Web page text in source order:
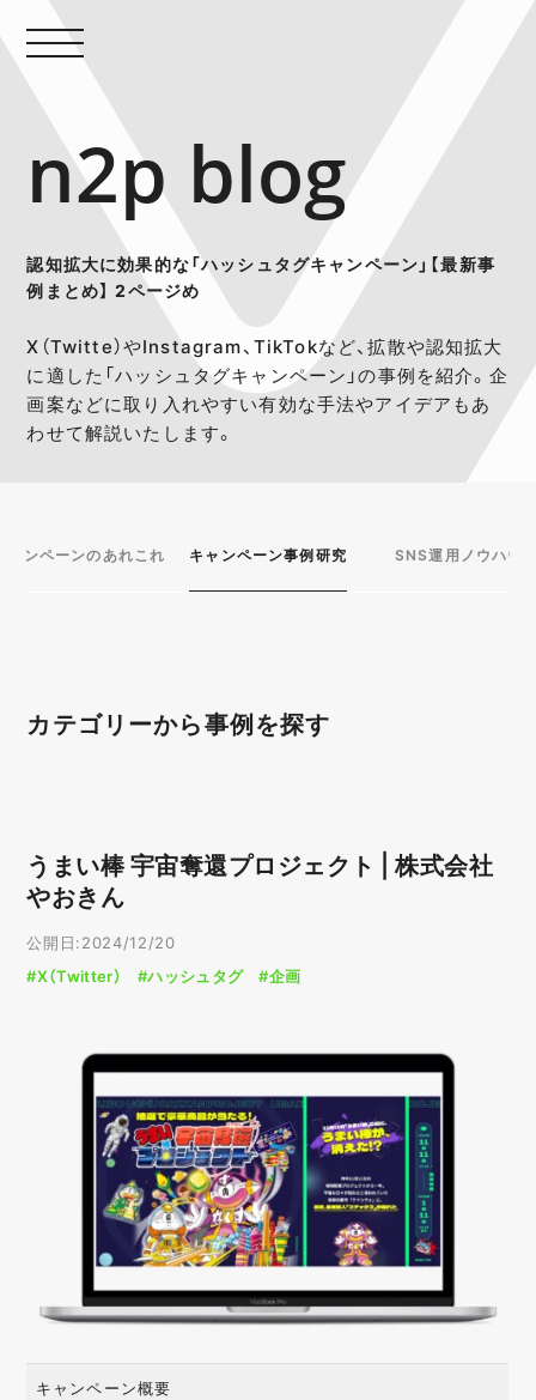
n2p blog
認知拡大に効果的な「ハッシュタグキャンペーン」【最新事
例まとめ】 2ページめ
X（Twitte）やInstagram、TikTokなど、拡散や認知拡大
に適した「ハッシュタグキャンペーン」の事例を紹介。企
画案などに取り入れやすい有効な手法やアイデアもあ
わせて解説いたします。
ャンペーンのあれこれ キャンペーン事例研究 SNS運用ノウハウ
カテゴリーから事例を探す
X（Twitter）
Instagram
LINE
目的別
店舗誘引
認知拡大
業種・業界
エンターテイメン
電化製品
IT
美容
医療
教育
日用品
自治体
メーカー
不動産
うまい棒 宇宙奪還プロジェクト | 株式会社
やおきん
公開日:2024/12/20
#X（Twitter）
#ハッシュタグ #企画
キャンペーン概要